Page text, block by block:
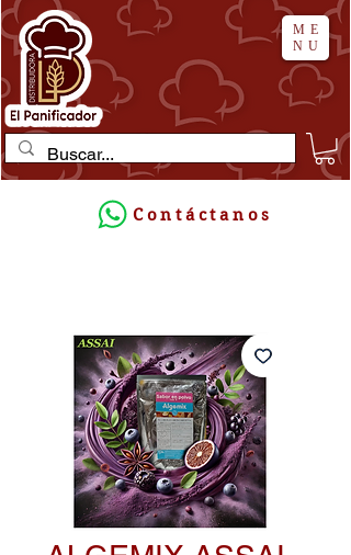
ME
NU
Contáctanos